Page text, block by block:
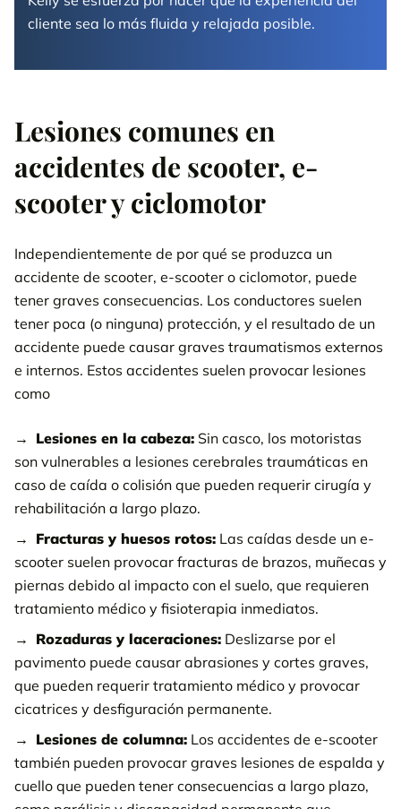
cliente sea lo más fluida y relajada posible.
Lesiones comunes en
accidentes de scooter, e-
scooter y ciclomotor
Independientemente de por qué se produzca un
accidente de scooter, e-scooter o ciclomotor, puede
tener graves consecuencias. Los conductores suelen
tener poca (o ninguna) protección, y el resultado de un
accidente puede causar graves traumatismos externos
e internos. Estos accidentes suelen provocar lesiones
como
Lesiones en la cabeza: Sin casco, los motoristas
son vulnerables a lesiones cerebrales traumáticas en
caso de caída o colisión que pueden requerir cirugía y
rehabilitación a largo plazo.
Fracturas y huesos rotos: Las caídas desde un e-
scooter suelen provocar fracturas de brazos, muñecas y
piernas debido al impacto con el suelo, que requieren
tratamiento médico y fisioterapia inmediatos.
Rozaduras y laceraciones: Deslizarse por el
pavimento puede causar abrasiones y cortes graves,
que pueden requerir tratamiento médico y provocar
cicatrices y desfiguración permanente.
Lesiones de columna: Los accidentes de e-scooter
también pueden provocar graves lesiones de espalda y
cuello que pueden tener consecuencias a largo plazo,